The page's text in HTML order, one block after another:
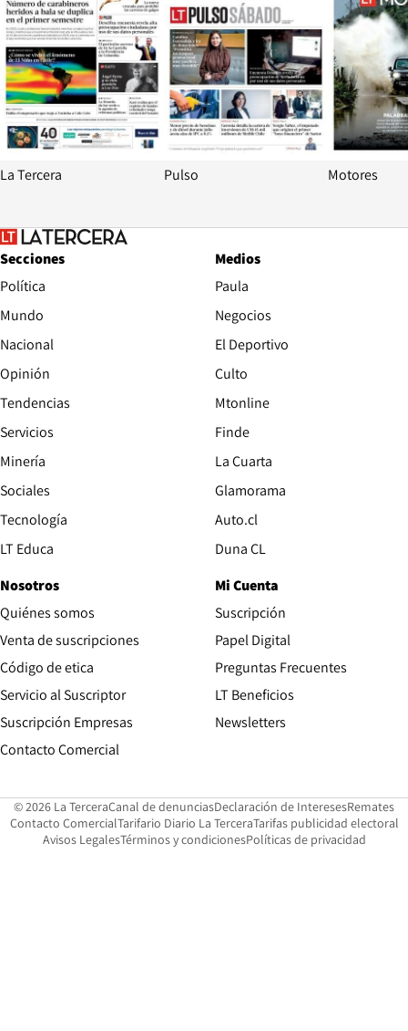
La Tercera Pulso Motores
Secciones
Política
Mundo
Nacional
Opinión
Tendencias
Servicios
Minería
Sociales
Tecnología
LT Educa
Medios
Paula
Negocios
El Deportivo
Culto
Mtonline
Finde
La Cuarta
Glamorama
Auto.clOpens in new window
Duna CLOpens in new window
Nosotros
Quiénes somos
Venta de suscripciones
Código de etica Opens in new window
Servicio al Suscriptor
Suscripción Empresas
Contacto ComercialOpens in new window
Mi Cuenta
Suscripción
Papel DigitalOpens in new
Preguntas Frecuentes
LT Beneficios
Newsletters
© 2026 La TerceraCanal de denunciasOpens in new window
Declaración de InteresesOpens in
Remates
Contacto ComercialOpens in new window
Tarifario Diario La TerceraOpens in new window
Tarifas publicidad electoral
Avisos LegalesOpens in new window
Términos y condicionesPolíticas de privacidad